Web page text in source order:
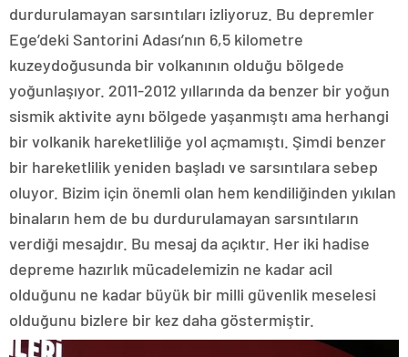
durdurulamayan sarsıntıları izliyoruz. Bu depremler
Ege’deki Santorini Adası’nın 6,5 kilometre
kuzeydoğusunda bir volkanının olduğu bölgede
yoğunlaşıyor. 2011-2012 yıllarında da benzer bir yoğun
sismik aktivite aynı bölgede yaşanmıştı ama herhangi
bir volkanik hareketliliğe yol açmamıştı. Şimdi benzer
bir hareketlilik yeniden başladı ve sarsıntılara sebep
oluyor. Bizim için önemli olan hem kendiliğinden yıkılan
binaların hem de bu durdurulamayan sarsıntıların
verdiği mesajdır. Bu mesaj da açıktır. Her iki hadise
depreme hazırlık mücadelemizin ne kadar acil
olduğunu ne kadar büyük bir milli güvenlik meselesi
olduğunu bizlere bir kez daha göstermiştir.